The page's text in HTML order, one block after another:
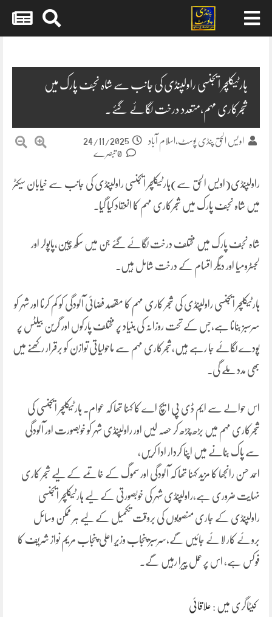
ہارٹیکلچر ایجنسی راولپنڈی کی جانب سے شاہ نجف پارک میں
شجرکاری مہم،متعدد درخت لگائے گئے۔
اویس الحق پنڈی پوسٹ،اسلام آباد
24/11/2025
راولپنڈی(اویس الحق سے)ہارٹیکلچر ایجنسی راولپنڈی کی جانب سے خیابان سیکٹر
میں شاہ نجف پارک میں شجرکاری مہم کا انعقاد کیا گیا۔
شاہ نجف پارک میں مختلف درخت لگائے گئے جن میں سکھ چین،پاپولر اور
لجسٹرومیا اور دیگر اقسام کے درخت شامل ہیں۔
ہارٹیکلچر ایجنسی راولپنڈی کی شجر کاری مہم کا مقصد فضائی آلودگی کو کم کرنا اور شہر کو
سرسبز بنانا ہے،جس کے تحت روزانہ کی بنیاد پر مختلف پارکوں اور گرین بیلٹس پر
پودے لگائے جا رہے ہیں،شجرکاری مہم سے ماحولیاتی توازن کو برقرار رکھنے میں
بھی مدد ملے گی۔
اس حوالے سے ایم ڈی پی ایچ اے کا کہنا تھا کہ عوام۔ ہارٹیکلچر ایجنسی کی
شجرکاری مہم میں بڑھ چڑھ کر حصہ لیں اور راولپنڈی شہر کو خوبصورت اور آلودگی
سے پاک بنانے میں اپنا کردار ادا کریں،
احمد حسن رانجھا کا مزید کہنا تھا کہ آلودگی اور سموگ کے خاتمے کے لیے شجر کاری
نہایت ضروری ہے،راولپنڈی شہر کی خوبصورتی کے لیے ہارٹیکلچر ایجنسی
راولپنڈی کے جاری منصوبوں کی بروقت تکمیل کے لیے ہر ممکن وسائل
بروئے کار لائے جائیں گے،سرسبز پنجاب وزیرِ اعلی پنجاب مریم نواز شریف کا
فوکس ہے، اس پر عمل پیرا رہیں گے۔
کیٹاگری میں : علاقائی